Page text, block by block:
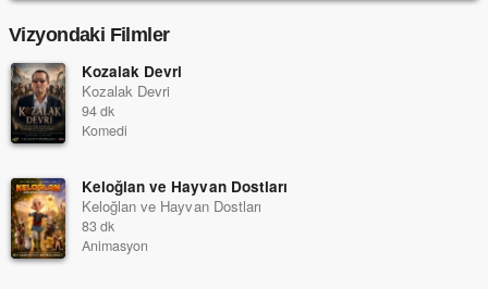
Vizyondaki Filmler
Kozalak Devri
Kozalak Devri
94 dk
Komedi
Keloğlan ve Hayvan Dostları
Keloğlan ve Hayvan Dostları
83 dk
Animasyon